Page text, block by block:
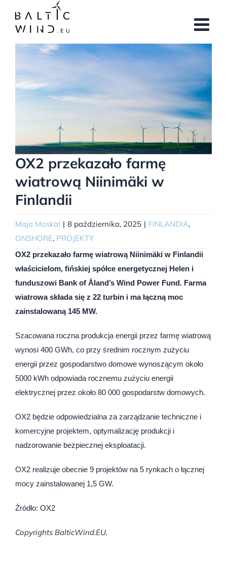
zawartości
Pokaż
obrazek
OX2 przekazało farmę
wiatrową Niinimäki w
Finlandii
Maja Moskal | 8 października, 2025 | FINLANDIA,
ONSHORE, PROJEKTY
OX2 przekazało farmę wiatrową Niinimäki w Finlandii
właścicielom, fińskiej spółce energetycznej Helen i
funduszowi Bank of Åland’s Wind Power Fund. Farma
wiatrowa składa się z 22 turbin i ma łączną moc
zainstalowaną 145 MW.
Szacowana roczna produkcja energii przez farmę wiatrową
wynosi 400 GWh, co przy średnim rocznym zużyciu
energii przez gospodarstwo domowe wynoszącym około
5000 kWh odpowiada rocznemu zużyciu energii
elektrycznej przez około 80 000 gospodarstw domowych.
OX2 będzie odpowiedzialna za zarządzanie techniczne i
komercyjne projektem, optymalizację produkcji i
nadzorowanie bezpiecznej eksploatacji.
OX2 realizuje obecnie 9 projektów na 5 rynkach o łącznej
mocy zainstalowanej 1,5 GW.
Źródło: OX2
Copyrights BalticWind.EU.